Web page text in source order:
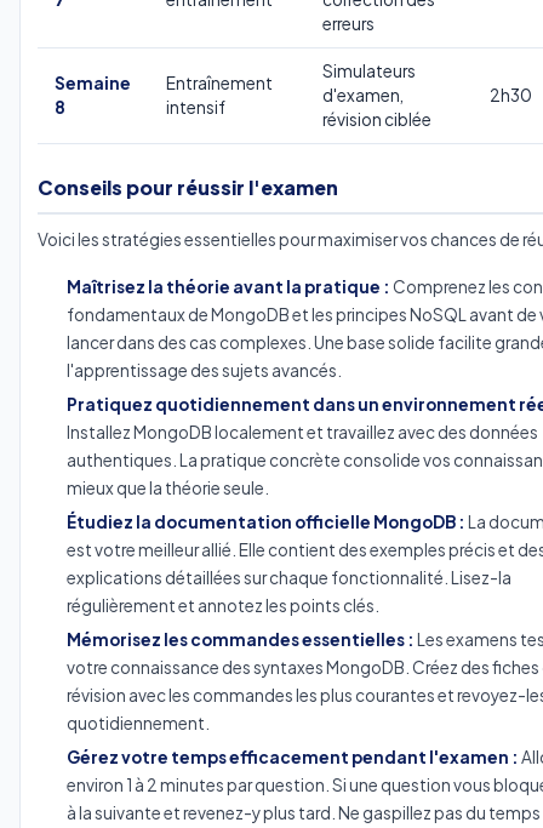
erreurs
Semaine
8
Entraînement
intensif
Simulateurs
d'examen,
révision ciblée
2h30
Conseils pour réussir l'examen
Voici les stratégies essentielles pour maximiser vos chances de
Maîtrisez la théorie avant la pratique : Comprenez les
fondamentaux de MongoDB et les principes NoSQL avant de
lancer dans des cas complexes. Une base solide facilite
l'apprentissage des sujets avancés.
Pratiquez quotidiennement dans un environnement
Installez MongoDB localement et travaillez avec des données
authentiques. La pratique concrète consolide vos
mieux que la théorie seule.
Étudiez la documentation officielle MongoDB : La
est votre meilleur allié. Elle contient des exemples précis et
explications détaillées sur chaque fonctionnalité. Lisez-la
régulièrement et annotez les points clés.
Mémorisez les commandes essentielles : Les examens
votre connaissance des syntaxes MongoDB. Créez des fiches
révision avec les commandes les plus courantes et revoyez-
quotidiennement.
Gérez votre temps efficacement pendant l'examen :
environ 1 à 2 minutes par question. Si une question vous
à la suivante et revenez-y plus tard. Ne gaspillez pas du